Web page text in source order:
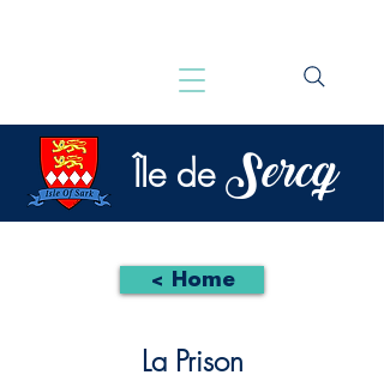
Île de Sercq
< Home
La Prison